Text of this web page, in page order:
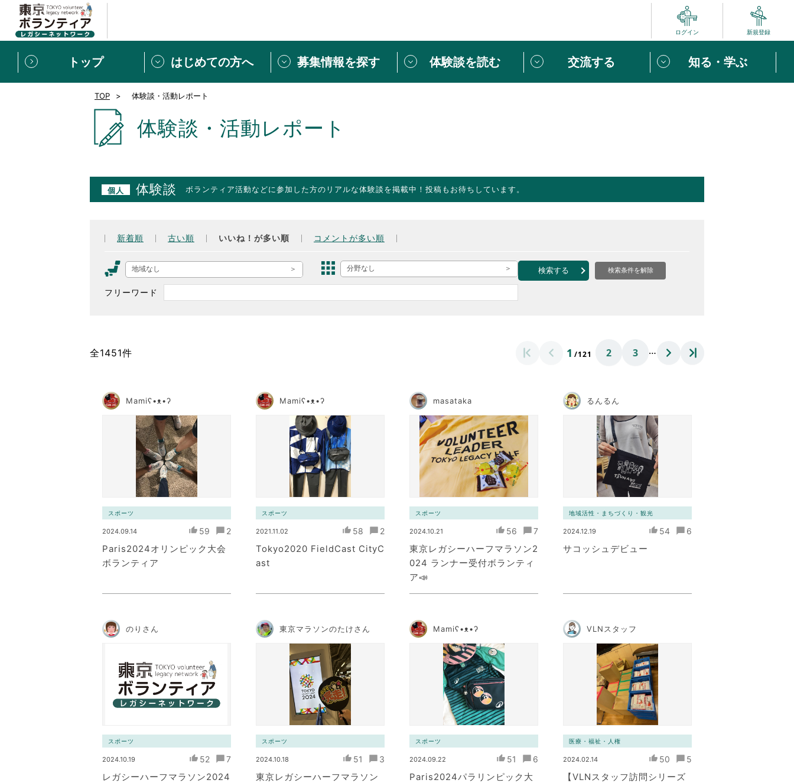
ログイン 新規登録
トップ はじめての方へ
新規登録 ボランティアをしたい方は「個人ユーザー登録」
東京ボランティアレガシーネットワークとは ボランティアはじめての方へ
ボランティア みんなのVOICE
募集情報を探す
募集情報
体験談を読む
[個人] 体験談
交流する
ボランティアの広場
知る・学ぶ
新着記事一覧
スペシャルインタビュー
ボランティアはじめの一歩
東京2020大会の軌跡 ボランティア関連ニュース（外部記事）
TOP 体験談・活動レポート
体験談・活動レポート
個人 体験談 ボランティア活動などに参加した方のリアルな体験談を掲載中！投稿もお待ちしています。
新着順 古い順 いいね！が多い順 コメントが多い順
地域なし 分野なし
フリーワード
検索する 検索条件を解除
全1451件 1 /121 2 3 …
Mamiʕ•ᴥ•ʔ
スポーツ
2024.09.14 59 2
Paris2024オリンピック大会
ボランティア
Mamiʕ•ᴥ•ʔ
スポーツ
2021.11.02 58 2
Tokyo2020 FieldCast CityC
ast
masataka
スポーツ
2024.10.21 56 7
東京レガシーハーフマラソン2
024 ランナー受付ボランティ
ア📣
るんるん
地域活性・まちづくり・観光
2024.12.19 54 6
サコッシュデビュー
のりさん
スポーツ
2024.10.19 52 7
レガシーハーフマラソン2024
東京マラソンのたけさん
スポーツ
2024.10.18 51 3
東京レガシーハーフマラソン
Mamiʕ•ᴥ•ʔ
スポーツ
2024.09.22 51 6
Paris2024パラリンピック大
VLNスタッフ
医療・福祉・人権
2024.02.14 50 5
【VLNスタッフ訪問シリーズ